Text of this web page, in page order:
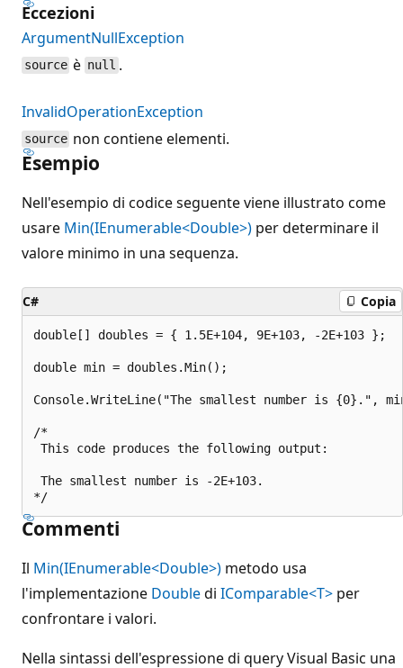
Eccezioni
ArgumentNullException
source è null .
InvalidOperationException
source non contiene elementi.
Esempio
Nell'esempio di codice seguente viene illustrato come
usare Min(IEnumerable<Double>) per determinare il
valore minimo in una sequenza.
C# Copia
double[] doubles = { 1.5E+104, 9E+103, -2E+103 };
double min = doubles.Min();
Console.WriteLine("The smallest number is {0}.",
/*
This code produces the following output:
The smallest number is -2E+103.
Commenti
Il Min(IEnumerable<Double>) metodo usa
l'implementazione Doubledi IComparable<T> per
confrontare i valori.
Nella sintassi dell'espressione di query Visual Basic una